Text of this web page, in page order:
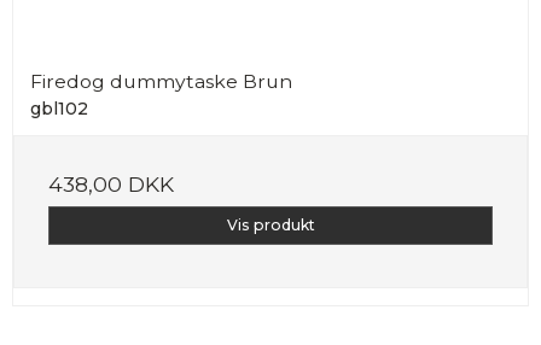
Firedog dummytaske Brun
gbl102
438,00 DKK
Vis produkt